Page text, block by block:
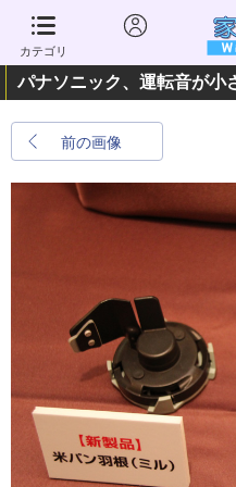
カテゴリ
パナソニック、運転音が小
前の画像